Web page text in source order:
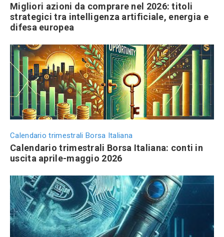
Migliori azioni da comprare nel 2026: titoli
strategici tra intelligenza artificiale, energia e
difesa europea
Calendario trimestrali Borsa Italiana
Calendario trimestrali Borsa Italiana: conti in
uscita aprile-maggio 2026